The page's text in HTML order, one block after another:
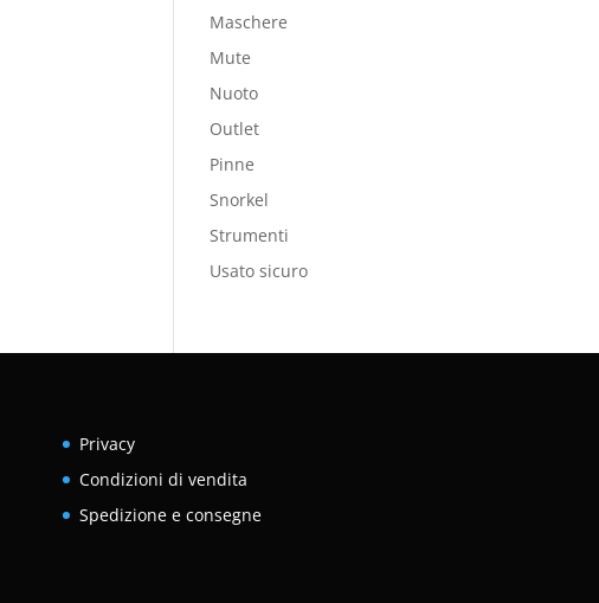
Maschere
Mute
Nuoto
Outlet
Pinne
Snorkel
Strumenti
Usato sicuro
Privacy
Condizioni di vendita
Spedizione e consegne